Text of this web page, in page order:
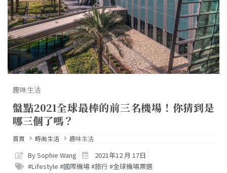
趣味生活
盤點2021全球最棒的前三名機場！你猜到是
哪三個了嗎？
首頁 時尚生活 趣味生活
By Sophie Wang
2021年12 月 17日
#Lifestyle #國際機場 #旅行 #全球機場票選